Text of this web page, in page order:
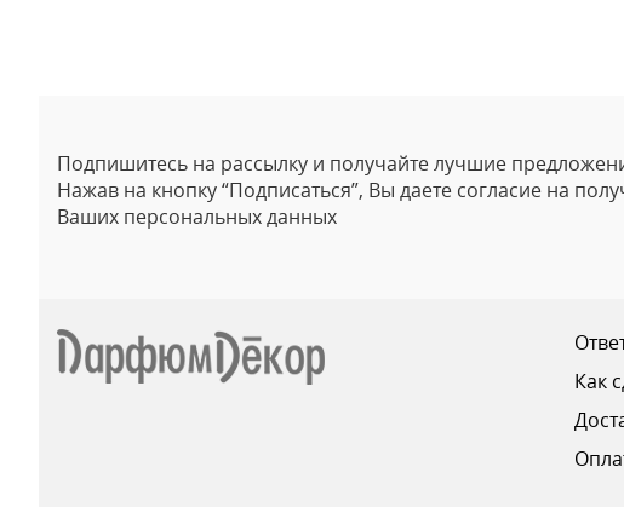
Подпишитесь на рассылку и получайте лучшие
Нажав на кнопку “Подписаться”, Вы даете согласие на
Ваших персональных данных
Как